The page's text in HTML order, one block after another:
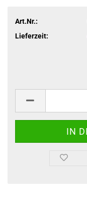
Art.Nr.:
Lieferzeit: